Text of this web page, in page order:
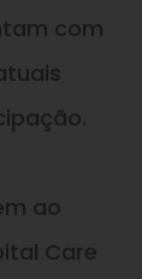
com
ao
Care